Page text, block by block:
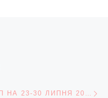
ЕКСКЛЮЗИВНИЙ ГОРОСКОП НА 23-30 ЛИПНЯ 2010